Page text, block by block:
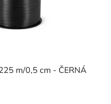
m/0,5 cm - ČERNÁ